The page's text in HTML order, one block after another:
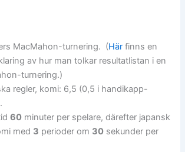
MacMahon-turnering. (Här finns en
av hur man tolkar resultatlistan i en
turnering.)
regler, komi: 6,5 (0,5 i handikapp-
60 minuter per spelare, därefter japansk
med 3 perioder om 30 sekunder per